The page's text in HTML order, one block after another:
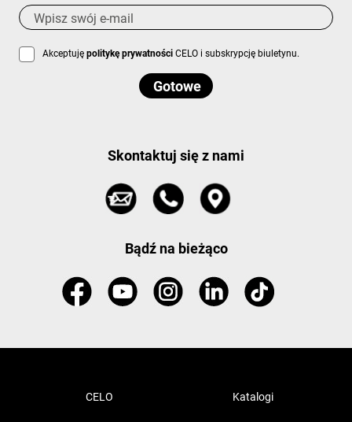
Akceptujępolitykę prywatności CELO i subskrypcję biuletynu.
Skontaktuj się z nami
Bądź na bieżąco
CELO Katalogi